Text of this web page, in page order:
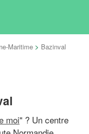
Maritime > Bazinval
moi" ? Un centre